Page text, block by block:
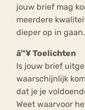
jouw brief mag
meerdere
dieper op in gaan.
â™¥ Toelichten
Is jouw brief
waarschijnlijk
dat je je
Weet waarvoor